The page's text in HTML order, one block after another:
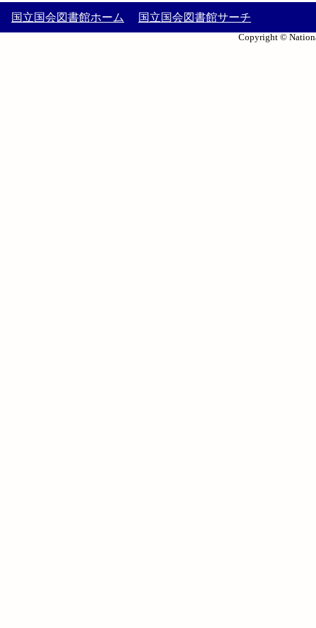
国立国会図書館ホーム 国立国会図書館サーチ
Copyright ©